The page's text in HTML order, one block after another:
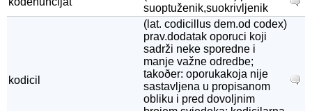
suoptuženik,suokrivljenik
kodicil
(lat. codicillus dem.od codex)
prav.dodatak oporuci koji
sadrži neke sporedne i
manje važne odredbe;
takoðer: oporukakoja nije
sastavljena u propisanom
obliku i pred dovoljnim